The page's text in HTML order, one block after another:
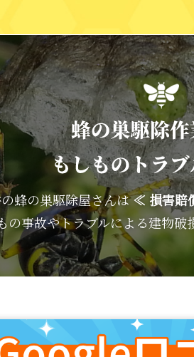
蜂の巣駆除屋さんは≪ 損害賠
の事故やトラブルによる建物破